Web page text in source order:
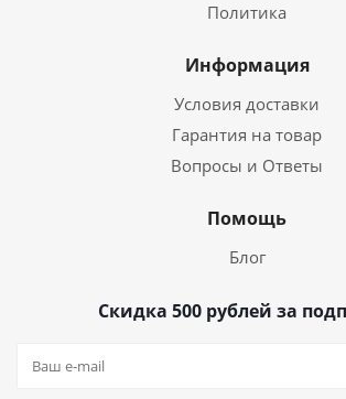
Политика
Информация
Условия доставки
Гарантия на товар
Вопросы и Ответы
Помощь
Блог
Скидка 500 рублей за